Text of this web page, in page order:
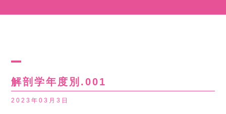
解剖学年度別.001
2023年03月3日